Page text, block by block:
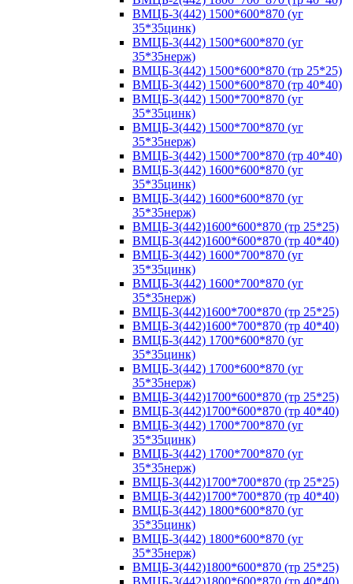
ВМЦБ-3(442) 1500*600*870 (уг
35*35цинк)
ВМЦБ-3(442) 1500*600*870 (уг
35*35нерж)
ВМЦБ-3(442) 1500*600*870 (тр 25*25)
ВМЦБ-3(442) 1500*600*870 (тр 40*40)
ВМЦБ-3(442) 1500*700*870 (уг
35*35цинк)
ВМЦБ-3(442) 1500*700*870 (уг
35*35нерж)
ВМЦБ-3(442) 1500*700*870 (тр 40*40)
ВМЦБ-3(442) 1600*600*870 (уг
35*35цинк)
ВМЦБ-3(442) 1600*600*870 (уг
35*35нерж)
ВМЦБ-3(442)1600*600*870 (тр 25*25)
ВМЦБ-3(442)1600*600*870 (тр 40*40)
ВМЦБ-3(442) 1600*700*870 (уг
35*35цинк)
ВМЦБ-3(442) 1600*700*870 (уг
35*35нерж)
ВМЦБ-3(442)1600*700*870 (тр 25*25)
ВМЦБ-3(442)1600*700*870 (тр 40*40)
ВМЦБ-3(442) 1700*600*870 (уг
35*35цинк)
ВМЦБ-3(442) 1700*600*870 (уг
35*35нерж)
ВМЦБ-3(442)1700*600*870 (тр 25*25)
ВМЦБ-3(442)1700*600*870 (тр 40*40)
ВМЦБ-3(442) 1700*700*870 (уг
35*35цинк)
ВМЦБ-3(442) 1700*700*870 (уг
35*35нерж)
ВМЦБ-3(442)1700*700*870 (тр 25*25)
ВМЦБ-3(442)1700*700*870 (тр 40*40)
ВМЦБ-3(442) 1800*600*870 (уг
35*35цинк)
ВМЦБ-3(442) 1800*600*870 (уг
35*35нерж)
ВМЦБ-3(442)1800*600*870 (тр 25*25)
ВМЦБ-3(442)1800*600*870 (тр 40*40)